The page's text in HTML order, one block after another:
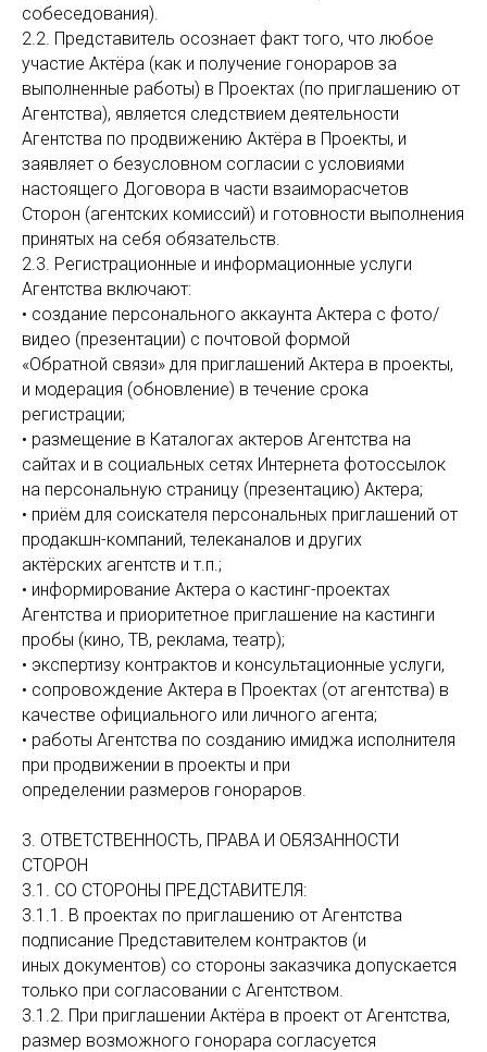
собеседования).
2.2. Представитель осознает факт того, что любое
участие Актёра (как и получение гонораров за
выполненные работы) в Проектах (по приглашению от
Агентства), является следствием деятельности
Агентства по продвижению Актёра в Проекты, и
заявляет о безусловном согласии с условиями
настоящего Договора в части взаиморасчетов
Сторон (агентских комиссий) и готовности выполнения
принятых на себя обязательств.
2.3. Регистрационные и информационные услуги
Агентства включают:
• создание персонального аккаунта Актера c фото/
видео (презентации) с почтовой формой
«Обратной связи» для приглашений Актера в проекты,
и модерация (обновление) в течение срока
регистрации;
• размещение в Каталогах актеров Агентства на
сайтах и в социальных сетях Интернета фотоссылок
на персональную страницу (презентацию) Актера;
• приём для соискателя персональных приглашений от
продакшн-компаний, телеканалов и других
актёрских агентств и т.п.;
• информирование Актера о кастинг-проектах
Агентства и приоритетное приглашение на кастинги
пробы (кино, ТВ, реклама, театр);
• экспертизу контрактов и консультационные услуги,
• сопровождение Актера в Проектах (от агентства) в
качестве официального или личного агента;
• работы Агентства по созданию имиджа исполнителя
при продвижении в проекты и при
определении размеров гонораров.
3. ОТВЕТСТВЕННОСТЬ, ПРАВА И ОБЯЗАННОСТИ
СТОРОН
3.1. СО СТОРОНЫ ПРЕДСТАВИТЕЛЯ:
3.1.1. В проектах по приглашению от Агентства
подписание Представителем контрактов (и
иных документов) со стороны заказчика допускается
только при согласовании с Агентством.
3.1.2. При приглашении Актёра в проект от Агентства,
размер возможного гонорара согласуется